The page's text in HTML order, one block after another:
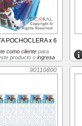
POCHOCLERA x 6
como clientepara
producto o ingresa
90110800